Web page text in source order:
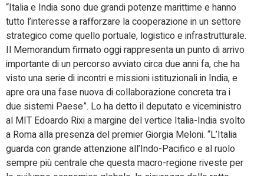
“Italia e India sono due grandi potenze marittime e hanno
tutto l’interesse a rafforzare la cooperazione in un settore
strategico come quello portuale, logistico e infrastrutturale.
Il Memorandum firmato oggi rappresenta un punto di arrivo
importante di un percorso avviato circa due anni fa, che ha
visto una serie di incontri e missioni istituzionali in India, e
apre ora una fase nuova di collaborazione concreta tra i
due sistemi Paese”. Lo ha detto il deputato e viceministro
al MIT Edoardo Rixi a margine del vertice Italia-India svolto
a Roma alla presenza del premier Giorgia Meloni. “L’Italia
guarda con grande attenzione all’Indo-Pacifico e al ruolo
sempre più centrale che questa macro-regione riveste per